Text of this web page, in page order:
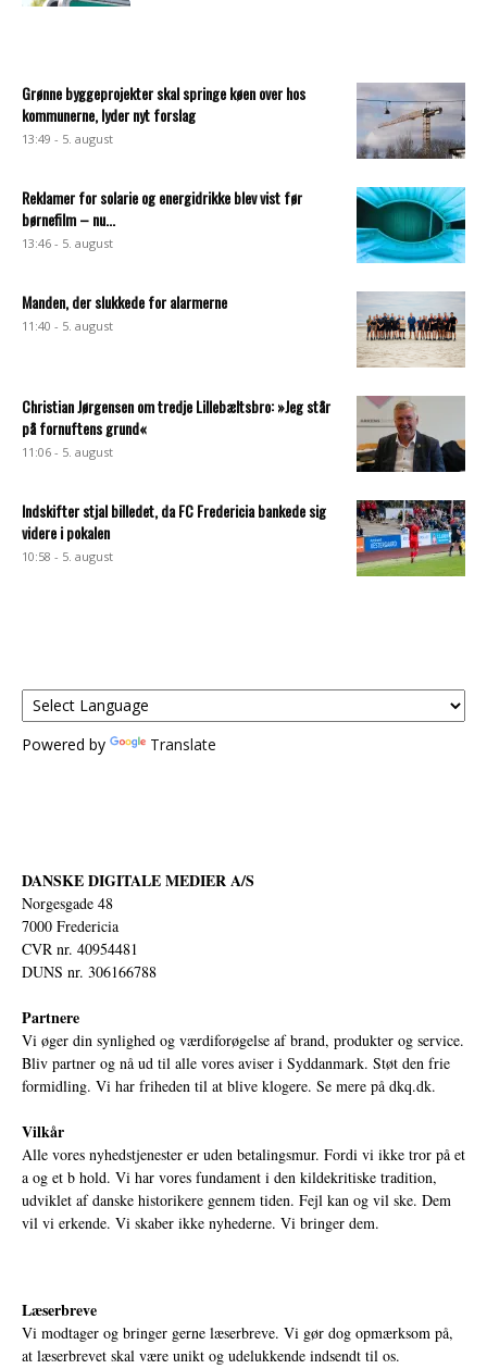
Grønne byggeprojekter skal springe køen over hos
kommunerne, lyder nyt forslag
13:49 - 5. august
Reklamer for solarie og energidrikke blev vist før
børnefilm – nu...
13:46 - 5. august
Manden, der slukkede for alarmerne
11:40 - 5. august
Christian Jørgensen om tredje Lillebæltsbro: »Jeg står
på fornuftens grund«
11:06 - 5. august
Indskifter stjal billedet, da FC Fredericia bankede sig
videre i pokalen
10:58 - 5. august
Powered by Translate
DANSKE DIGITALE MEDIER A/S
Norgesgade 48
7000 Fredericia
CVR nr. 40954481
DUNS nr. 306166788
Partnere
Vi øger din synlighed og værdiforøgelse af brand, produkter og service.
Bliv partner og nå ud til alle vores aviser i Syddanmark. Støt den frie
formidling. Vi har friheden til at blive klogere. Se mere på dkq.dk.
Vilkår
Alle vores nyhedstjenester er uden betalingsmur. Fordi vi ikke tror på et
a og et b hold. Vi har vores fundament i den kildekritiske tradition,
udviklet af danske historikere gennem tiden. Fejl kan og vil ske. Dem
vil vi erkende. Vi skaber ikke nyhederne. Vi bringer dem.
Læserbreve
Vi modtager og bringer gerne læserbreve. Vi gør dog opmærksom på,
at læserbrevet skal være unikt og udelukkende indsendt til os.